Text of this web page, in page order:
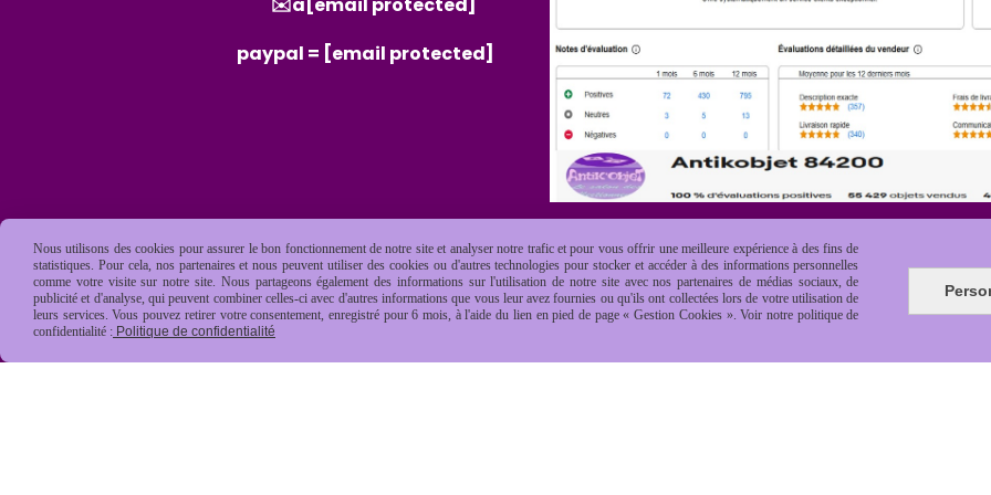
paypal = [email protected]
Nous utilisons des cookies pour assurer le bon fonctionnement de notre site et analyser notre trafic et pour vous offrir une meilleure expérience à des fins de
statistiques. Pour cela, nos partenaires et nous peuvent utiliser des cookies ou d'autres technologies pour stocker et accéder à des informations personnelles
comme votre visite sur notre site. Nous partageons également des informations sur l'utilisation de notre site avec nos partenaires de médias sociaux, de
publicité et d'analyse, qui peuvent combiner celles-ci avec d'autres informations que vous leur avez fournies ou qu'ils ont collectées lors de votre utilisation de
leurs services. Vous pouvez retirer votre consentement, enregistré pour 6 mois, à l'aide du lien en pied de page « Gestion Cookies ». Voir notre politique de
confidentialité : Politique de confidentialité